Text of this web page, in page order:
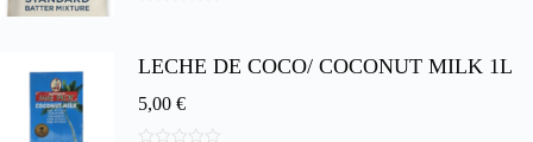
5
LECHE DE COCO/ COCONUT MILK 1L
5,00 €